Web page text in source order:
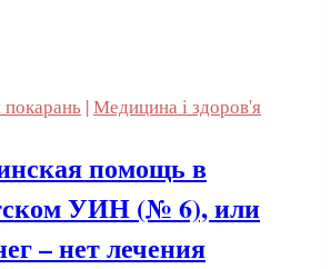
|Медицина і здоров'я
помощь в
УИН (№ 6), или
– нет лечения